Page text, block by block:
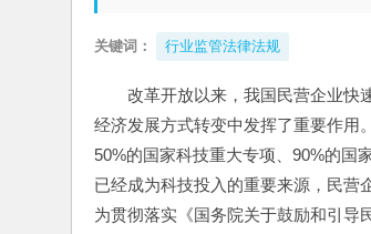
关键词： 行业监管法律法规
改革开放以来，我国民营企业快
经济发展方式转变中发挥了重要作用
50%的国家科技重大专项、90%的国
已经成为科技投入的重要来源，民营
为贯彻落实《国务院关于鼓励和引导